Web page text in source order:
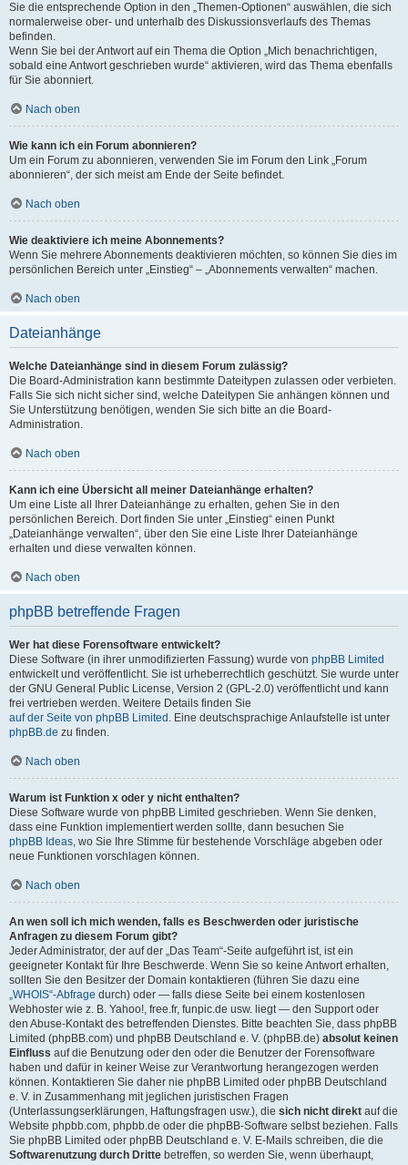
Sie die entsprechende Option in den „Themen-Optionen“ auswählen, die sich
normalerweise ober- und unterhalb des Diskussionsverlaufs des Themas
befinden.
Wenn Sie bei der Antwort auf ein Thema die Option „Mich benachrichtigen,
sobald eine Antwort geschrieben wurde“ aktivieren, wird das Thema ebenfalls
für Sie abonniert.
Nach oben
Wie kann ich ein Forum abonnieren?
Um ein Forum zu abonnieren, verwenden Sie im Forum den Link „Forum
abonnieren“, der sich meist am Ende der Seite befindet.
Nach oben
Wie deaktiviere ich meine Abonnements?
Wenn Sie mehrere Abonnements deaktivieren möchten, so können Sie dies im
persönlichen Bereich unter „Einstieg“ – „Abonnements verwalten“ machen.
Nach oben
Dateianhänge
Welche Dateianhänge sind in diesem Forum zulässig?
Die Board-Administration kann bestimmte Dateitypen zulassen oder verbieten.
Falls Sie sich nicht sicher sind, welche Dateitypen Sie anhängen können und
Sie Unterstützung benötigen, wenden Sie sich bitte an die Board-
Administration.
Nach oben
Kann ich eine Übersicht all meiner Dateianhänge erhalten?
Um eine Liste all Ihrer Dateianhänge zu erhalten, gehen Sie in den
persönlichen Bereich. Dort finden Sie unter „Einstieg“ einen Punkt
„Dateianhänge verwalten“, über den Sie eine Liste Ihrer Dateianhänge
erhalten und diese verwalten können.
Nach oben
phpBB betreffende Fragen
Wer hat diese Forensoftware entwickelt?
Diese Software (in ihrer unmodifizierten Fassung) wurde von phpBB Limited
entwickelt und veröffentlicht. Sie ist urheberrechtlich geschützt. Sie wurde unter
der GNU General Public License, Version 2 (GPL-2.0) veröffentlicht und kann
frei vertrieben werden. Weitere Details finden Sie
auf der Seite von phpBB Limited . Eine deutschsprachige Anlaufstelle ist unter
phpBB.de zu finden.
Nach oben
Warum ist Funktion x oder y nicht enthalten?
Diese Software wurde von phpBB Limited geschrieben. Wenn Sie denken,
dass eine Funktion implementiert werden sollte, dann besuchen Sie
phpBB Ideas, wo Sie Ihre Stimme für bestehende Vorschläge abgeben oder
neue Funktionen vorschlagen können.
Nach oben
An wen soll ich mich wenden, falls es Beschwerden oder juristische
Anfragen zu diesem Forum gibt?
Jeder Administrator, der auf der „Das Team“-Seite aufgeführt ist, ist ein
geeigneter Kontakt für Ihre Beschwerde. Wenn Sie so keine Antwort erhalten,
sollten Sie den Besitzer der Domain kontaktieren (führen Sie dazu eine
„WHOIS“-Abfrage durch) oder — falls diese Seite bei einem kostenlosen
Webhoster wie z. B. Yahoo!, free.fr, funpic.de usw. liegt — den Support oder
den Abuse-Kontakt des betreffenden Dienstes. Bitte beachten Sie, dass phpBB
Limited (phpBB.com) und phpBB Deutschland e. V. (phpBB.de) absolut keinen
Einfluss auf die Benutzung oder den oder die Benutzer der Forensoftware
haben und dafür in keiner Weise zur Verantwortung herangezogen werden
können. Kontaktieren Sie daher nie phpBB Limited oder phpBB Deutschland
e. V. in Zusammenhang mit jeglichen juristischen Fragen
(Unterlassungserklärungen, Haftungsfragen usw.), die sich nicht direkt auf die
Website phpbb.com, phpbb.de oder die phpBB-Software selbst beziehen. Falls
Sie phpBB Limited oder phpBB Deutschland e. V. E-Mails schreiben, die die
Softwarenutzung durch Dritte betreffen, so werden Sie, wenn überhaupt,